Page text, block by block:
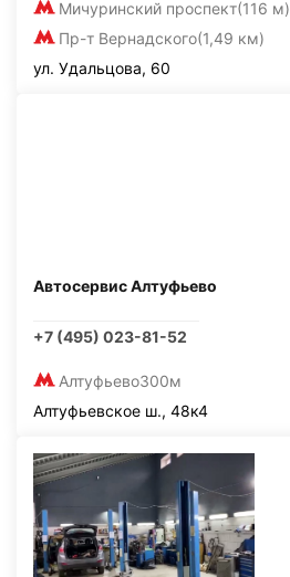
Мичуринский проспект(116 м)
Пр-т Вернадского(1,49 км)
ул. Удальцова, 60
Автосервис Алтуфьево
+7 (495) 023-81-52
Алтуфьево300м
Алтуфьевское ш., 48к4